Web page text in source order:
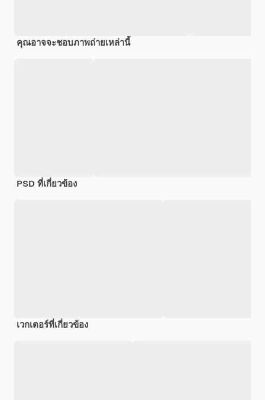
คุณอาจจะชอบภาพถ่ายเหล่านี้
PSD ที่เกี่ยวข้อง
เวกเตอร์ที่เกี่ยวข้อง